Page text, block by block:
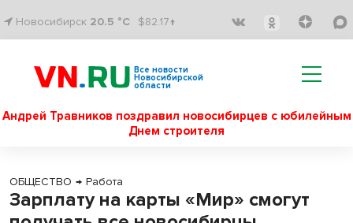
Новосибирск 20.5 °C $82.17↑
Все новости
Новосибирской
области
Андрей Травников поздравил новосибирцев с юбилейным
Днем строителя
ОБЩЕСТВО → Работа
Зарплату на карты «Мир» смогут